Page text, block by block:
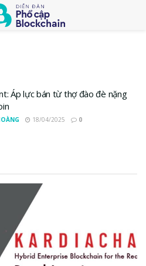
Áp lực bán từ thợ đào đè nặng
18/04/2025 0